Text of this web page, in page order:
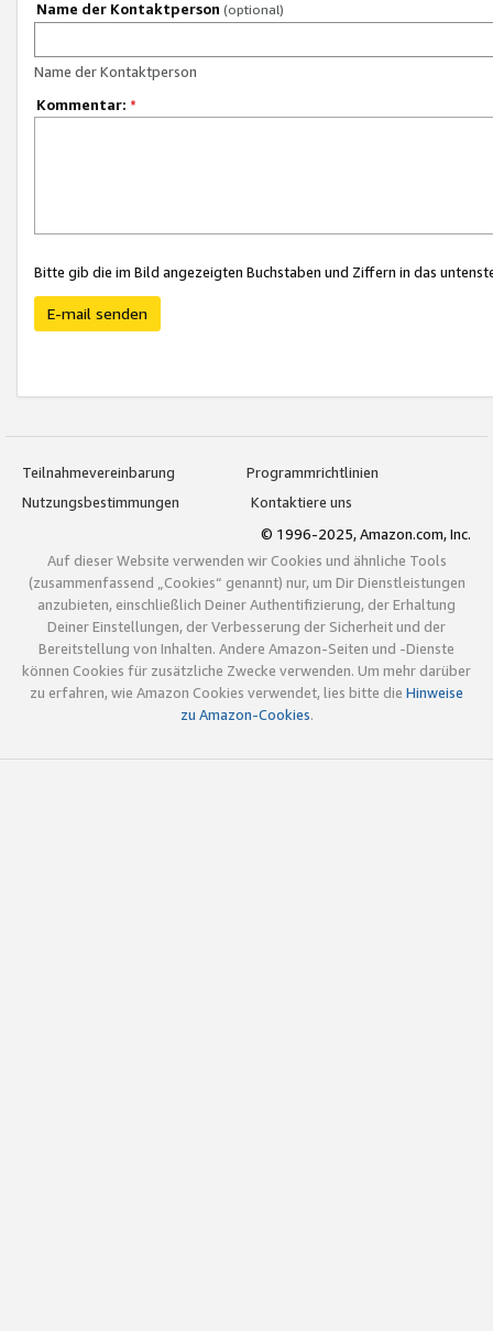
Name der Kontaktperson (optional)
Name der Kontaktperson
Kommentar: *
Bitte gib die im Bild angezeigten Buchstaben und Ziffern in das
E-mail senden
Teilnahmevereinbarung
Programmrichtlinien
Nutzungsbestimmungen
Kontaktiere uns
© 1996-2025, Amazon.com, Inc.
Auf dieser Website verwenden wir Cookies und ähnliche Tools
(zusammenfassend „Cookies“ genannt) nur, um Dir Dienstleistungen
anzubieten, einschließlich Deiner Authentifizierung, der Erhaltung
Deiner Einstellungen, der Verbesserung der Sicherheit und der
Bereitstellung von Inhalten. Andere Amazon-Seiten und -Dienste
können Cookies für zusätzliche Zwecke verwenden. Um mehr darüber
zu erfahren, wie Amazon Cookies verwendet, lies bitte die Hinweise
zu Amazon-Cookies.